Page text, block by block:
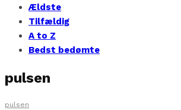
Ældste
Tilfældig
A to Z
Bedst bedømte
pulsen
pulsen